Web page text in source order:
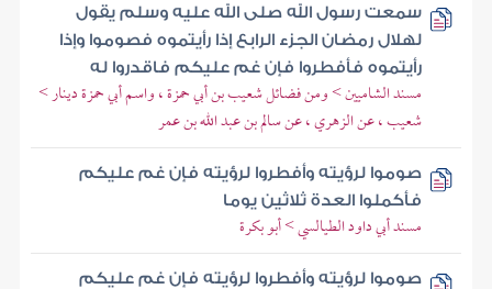
سمعت رسول الله صلى الله عليه وسلم يقول
لهلال رمضان الجزء الرابع إذا رأيتموه فصوموا وإذا
رأيتموه فأفطروا فإن غم عليكم فاقدروا له
مسند الشاميين > ومن فضائل شعيب بن أبي حمزة ، واسم أبي حمزة دينار >
شعيب ، عن الزهري ، عن سالم بن عبد الله بن عمر
صوموا لرؤيته وأفطروا لرؤيته فإن غم عليكم
فأكملوا العدة ثلاثين يوما
مسند أبي داود الطيالسي > أبو بكرة
صوموا لرؤيته وأفطروا لرؤيته فإن غم عليكم